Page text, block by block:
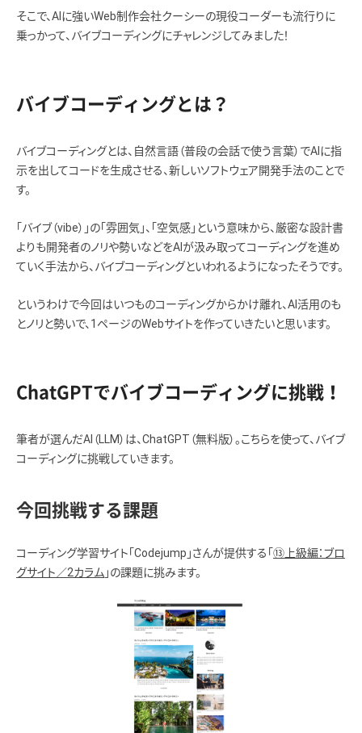
そこで、AIに強いWeb制作会社クーシーの現役コーダーも流行りに
乗っかって、バイブコーディングにチャレンジしてみました！
バイブコーディングとは？
バイブコーディングとは、自然言語（普段の会話で使う言葉）でAIに指
示を出してコードを生成させる、新しいソフトウェア開発手法のことで
す。
「バイブ（vibe）」の「雰囲気」、「空気感」という意味から、厳密な設計書
よりも開発者のノリや勢いなどをAIが汲み取ってコーディングを進め
ていく手法から、バイブコーディングといわれるようになったそうです。
というわけで今回はいつものコーディングからかけ離れ、AI活用のも
とノリと勢いで、1ページのWebサイトを作っていきたいと思います。
ChatGPTでバイブコーディングに挑戦！
筆者が選んだAI（LLM）は、ChatGPT（無料版）。こちらを使って、バイブ
コーディングに挑戦していきます。
今回挑戦する課題
コーディング学習サイト「Codejump」さんが提供する「⑬上級編：ブロ
グサイト／2カラム」の課題に挑みます。